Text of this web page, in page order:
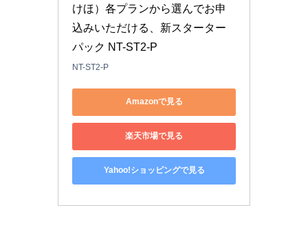
けほ）各プランから選んでお申
込みいただける、新スターター
パック NT-ST2-P
NT-ST2-P
Amazonで見る
楽天市場で見る
Yahoo!ショッピングで見る